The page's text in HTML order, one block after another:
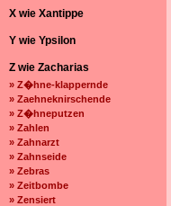
X wie Xantippe
Y wie Ypsilon
Z wie Zacharias
» Z�hne-klappernde
» Zaehneknirschende
» Z�hneputzen
» Zahlen
» Zahnarzt
» Zahnseide
» Zebras
» Zeitbombe
» Zensiert